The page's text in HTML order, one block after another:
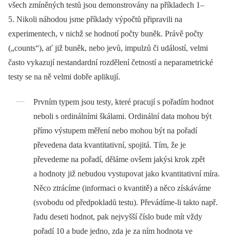
všech zmíněných testů jsou demonstrovány na příkladech 1–
5. Nikoli náhodou jsme příklady výpočtů připravili na
experimentech, v nichž se hodnotí počty buněk. Právě počty
(„counts“), ať již buněk, nebo jevů, impulzů či událostí, velmi
často vykazují nestandardní rozdělení četností a neparametrické
testy se na ně velmi dobře aplikují.
Prvním typem jsou testy, které pracují s pořadím hodnot
neboli s ordinálními škálami. Ordinální data mohou být
přímo výstupem měření nebo mohou být na pořadí
převedena data kvantitativní, spojitá. Tím, že je
převedeme na pořadí, děláme ovšem jakýsi krok zpět
a hodnoty již nebudou vystupovat jako kvantitativní míra.
Něco ztrácíme (informaci o kvantitě) a něco získáváme
(svobodu od předpokladů testu). Převádíme‑li takto např.
řadu deseti hodnot, pak nejvyšší číslo bude mít vždy
pořadí 10 a bude jedno, zda je za ním hodnota ve